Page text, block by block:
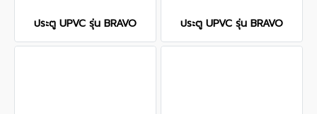
ประตู UPVC รุ่น BRAVO ประตู UPVC รุ่น BRAVO